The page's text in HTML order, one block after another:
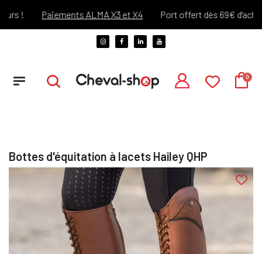
! Paiements ALMA X3 et X4 Port offert dès 69€ d'achats
Bottes d'équitation à lacets Hailey QHP